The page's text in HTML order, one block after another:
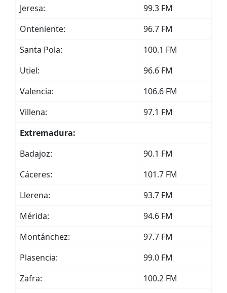
Jeresa:
99.3 FM
Onteniente:
96.7 FM
Santa Pola:
100.1 FM
Utiel:
96.6 FM
Valencia:
106.6 FM
Villena:
97.1 FM
Extremadura:
Badajoz:
90.1 FM
Cáceres:
101.7 FM
Llerena:
93.7 FM
Mérida:
94.6 FM
Montánchez:
97.7 FM
Plasencia:
99.0 FM
Zafra:
100.2 FM